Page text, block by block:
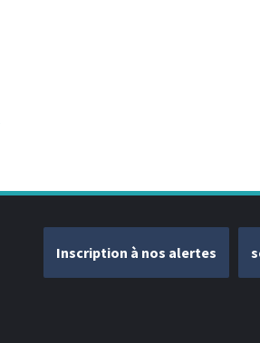
Inscription à nos alertes